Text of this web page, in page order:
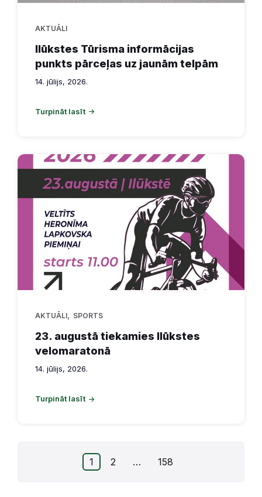
AKTUĀLI
Ilūkstes Tūrisma informācijas
punkts pārceļas uz jaunām telpām
14. jūlijs, 2026.
Turpināt lasīt
AKTUĀLI, SPORTS
23. augustā tiekamies Ilūkstes
velomaratonā
14. jūlijs, 2026.
Turpināt lasīt
1 2 … 158